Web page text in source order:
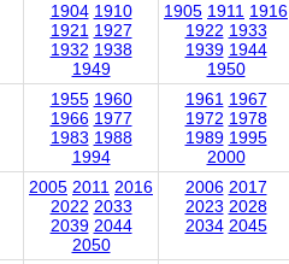
1904 1910
1921 1927
1932 1938
1949
1905 1911 1916
1922 1933
1939 1944
1950
1955 1960
1966 1977
1983 1988
1994
1961 1967
1972 1978
1989 1995
2000
2005 2011 2016
2022 2033
2039 2044
2050
2006 2017
2023 2028
2034 2045